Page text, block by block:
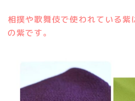
相撲や歌舞伎で使われている紫
の紫です。